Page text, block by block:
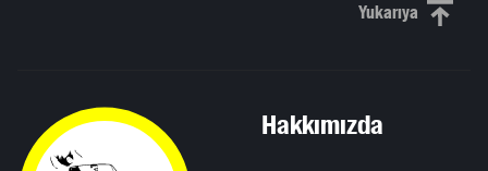
YukarıyaYukarı
Hakkımızda